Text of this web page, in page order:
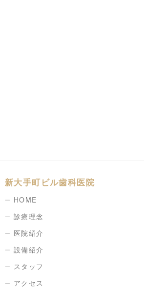
新大手町ビル歯科医院
HOME
診療理念
医院紹介
設備紹介
スタッフ
アクセス